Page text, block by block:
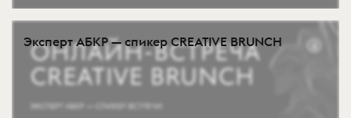
Эксперт АБКР — спикер CREATIVE BRUNCH